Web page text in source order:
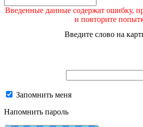
Введенные данные содержат ошибку,
и повторите
Введите слово на
Запомнить меня
Напомнить пароль